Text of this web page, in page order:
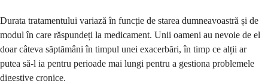
Durata tratamentului variază în funcție de starea dumneavoastră și de
modul în care răspundeți la medicament. Unii oameni au nevoie de el
doar câteva săptămâni în timpul unei exacerbări, în timp ce alții ar
putea să-l ia pentru perioade mai lungi pentru a gestiona problemele
digestive cronice.